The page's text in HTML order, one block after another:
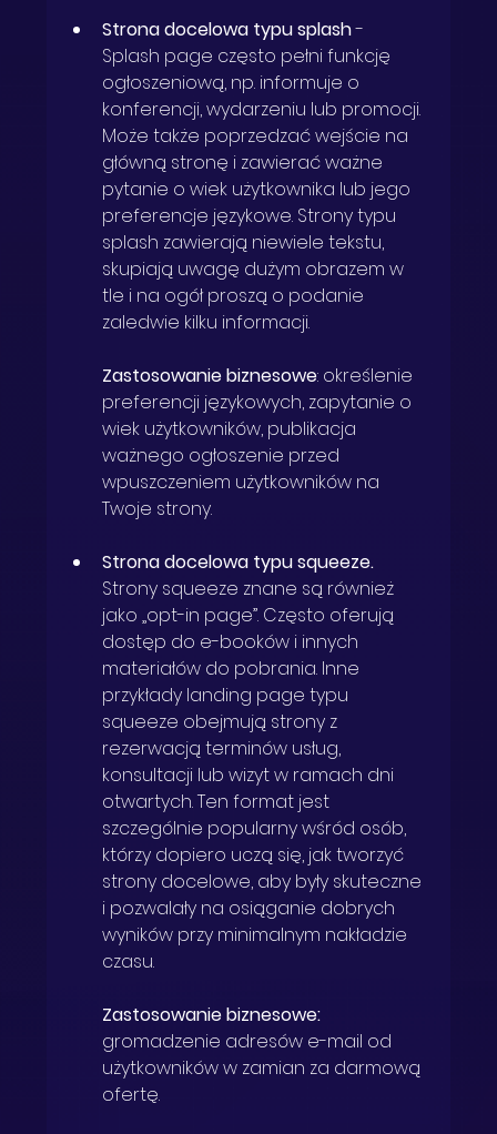
Strona docelowa typu splash -
Splash page często pełni funkcję
ogłoszeniową, np. informuje o
konferencji, wydarzeniu lub promocji.
Może także poprzedzać wejście na
główną stronę i zawierać ważne
pytanie o wiek użytkownika lub jego
preferencje językowe. Strony typu
splash zawierają niewiele tekstu,
skupiają uwagę dużym obrazem w
tle i na ogół proszą o podanie
zaledwie kilku informacji.
Zastosowanie biznesowe: określenie
preferencji językowych, zapytanie o
wiek użytkowników, publikacja
ważnego ogłoszenie przed
wpuszczeniem użytkowników na
Twoje strony.
Strona docelowa typu squeeze.
Strony squeeze znane są również
jako „opt-in page”. Często oferują
dostęp do e-booków i innych
materiałów do pobrania. Inne
przykłady landing page typu
squeeze obejmują strony z
rezerwacją terminów usług,
konsultacji lub wizyt w ramach dni
otwartych. Ten format jest
szczególnie popularny wśród osób,
którzy dopiero uczą się, jak tworzyć
strony docelowe, aby były skuteczne
i pozwalały na osiąganie dobrych
wyników przy minimalnym nakładzie
czasu.
Zastosowanie biznesowe:
gromadzenie adresów e-mail od
użytkowników w zamian za darmową
ofertę.